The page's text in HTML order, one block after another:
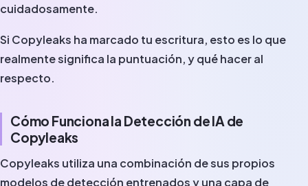
cuidadosamente.
Si Copyleaks ha marcado tu escritura, esto es lo que
realmente significa la puntuación, y qué hacer al
respecto.
Cómo Funciona la Detección de IA de
Copyleaks
Copyleaks utiliza una combinación de sus propios
modelos de detección entrenados y una capa de